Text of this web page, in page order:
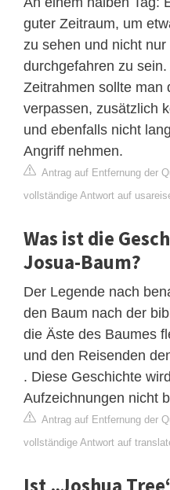
guter Zeitraum, um
zu sehen und nicht
durchgefahren zu
Zeitrahmen sollte man
verpassen, zusätzlich
und ebenfalls nicht
Angriff nehmen.
Antrag auf Entfernung der
vollständige Antwort auf
Was ist die
Josua-Baum?
Der Legende nach
den Baum nach der
die Äste des Baumes
und den Reisenden
. Diese Geschichte
Aufzeichnungen nicht
Antrag auf Entfernung der
vollständige Antwort auf
Ist „Joshua